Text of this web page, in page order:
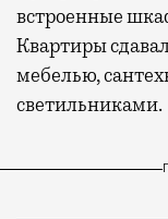
встроенные
Квартиры
мебелью,
светильниками.